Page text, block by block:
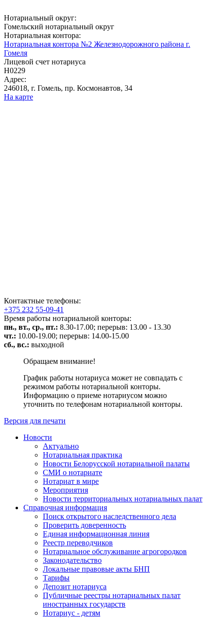
Нотариальный округ:
Гомельский нотариальный округ
Нотариальная контора:
Нотариальная контора №2 Железнодорожного района г.
Гомеля
Лицевой счет нотариуса
Н0229
Адрес:
246018, г. Гомель, пр. Космонавтов, 34
На карте
Контактные телефоны:
+375 232 55-09-41
Время работы нотариальной конторы:
пн., вт., ср., пт.: 8.30-17.00; перерыв: 13.00 - 13.30
чт.: 10.00-19.00; перерыв: 14.00-15.00
сб., вс.: выходной
Обращаем внимание!
График работы нотариуса может не совпадать с
режимом работы нотариальной конторы.
Информацию о приеме нотариусом можно
уточнить по телефонам нотариальной конторы.
Версия для печати
Новости
Актуально
Нотариальная практика
Новости Белорусской нотариальной палаты
СМИ о нотариате
Нотариат в мире
Мероприятия
Новости территориальных нотариальных палат
Справочная информация
Поиск открытого наследственного дела
Проверить доверенность
Единая информационная линия
Реестр переводчиков
Нотариальное обслуживание агрогородков
Законодательство
Локальные правовые акты БНП
Тарифы
Депозит нотариуса
Публичные реестры нотариальных палат
иностранных государств
Нотариус - детям